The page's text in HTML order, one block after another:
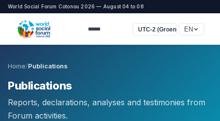
World Social Forum Cotonou 2026 — August 04 to 08
UTC-2 (Groenland)
EN
Home/Publications
Publications
Reports, declarations, analyses and testimonies from
Forum activities.